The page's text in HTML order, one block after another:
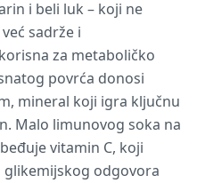
i beli luk – koji ne
sadrže i
za metaboličko
povrća donosi
mineral koji igra ključnu
Malo limunovog soka na
vitamin C, koji
glikemijskog odgovora